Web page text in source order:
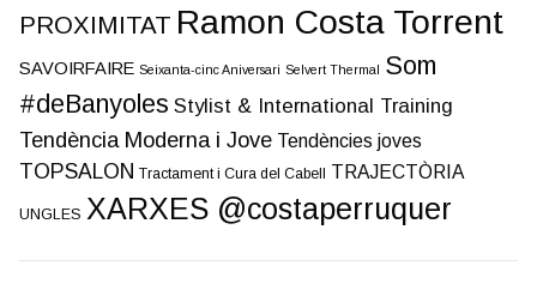
PROXIMITAT Ramon Costa Torrent
SAVOIRFAIRE Seixanta-cinc Aniversari Selvert Thermal Som
#deBanyoles Stylist & International Training
Tendència Moderna i Jove Tendències joves
TOPSALON Tractament i Cura del Cabell TRAJECTÒRIA
UNGLES XARXES @costaperruquer